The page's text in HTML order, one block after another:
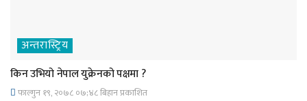
अन्तरास्ट्रिय
किन उभियो नेपाल युक्रेनको पक्षमा ?
फाल्गुन १९, २०७८ ०७;४८ बिहान प्रकाशित